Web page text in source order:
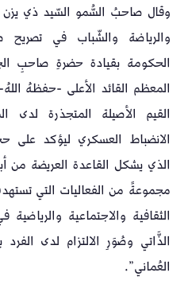
وقال صاحبُ السُّمو السّيد ذي يزن
والرياضة والشّباب في
الحكومة بقيادة حضرةِ صاحبِ
المعظم القائد الأعلى -حفظهُ
القيم الأصيلة المتجذرة لدى
الانضباط العسكري ليؤكد على
الذي يشكل القاعدة العريضة من
مجموعةً من الفعاليات التي
الثقافية والاجتماعية
الذَّاتي وصُوَرِ الالتزام لدى
العُماني”.